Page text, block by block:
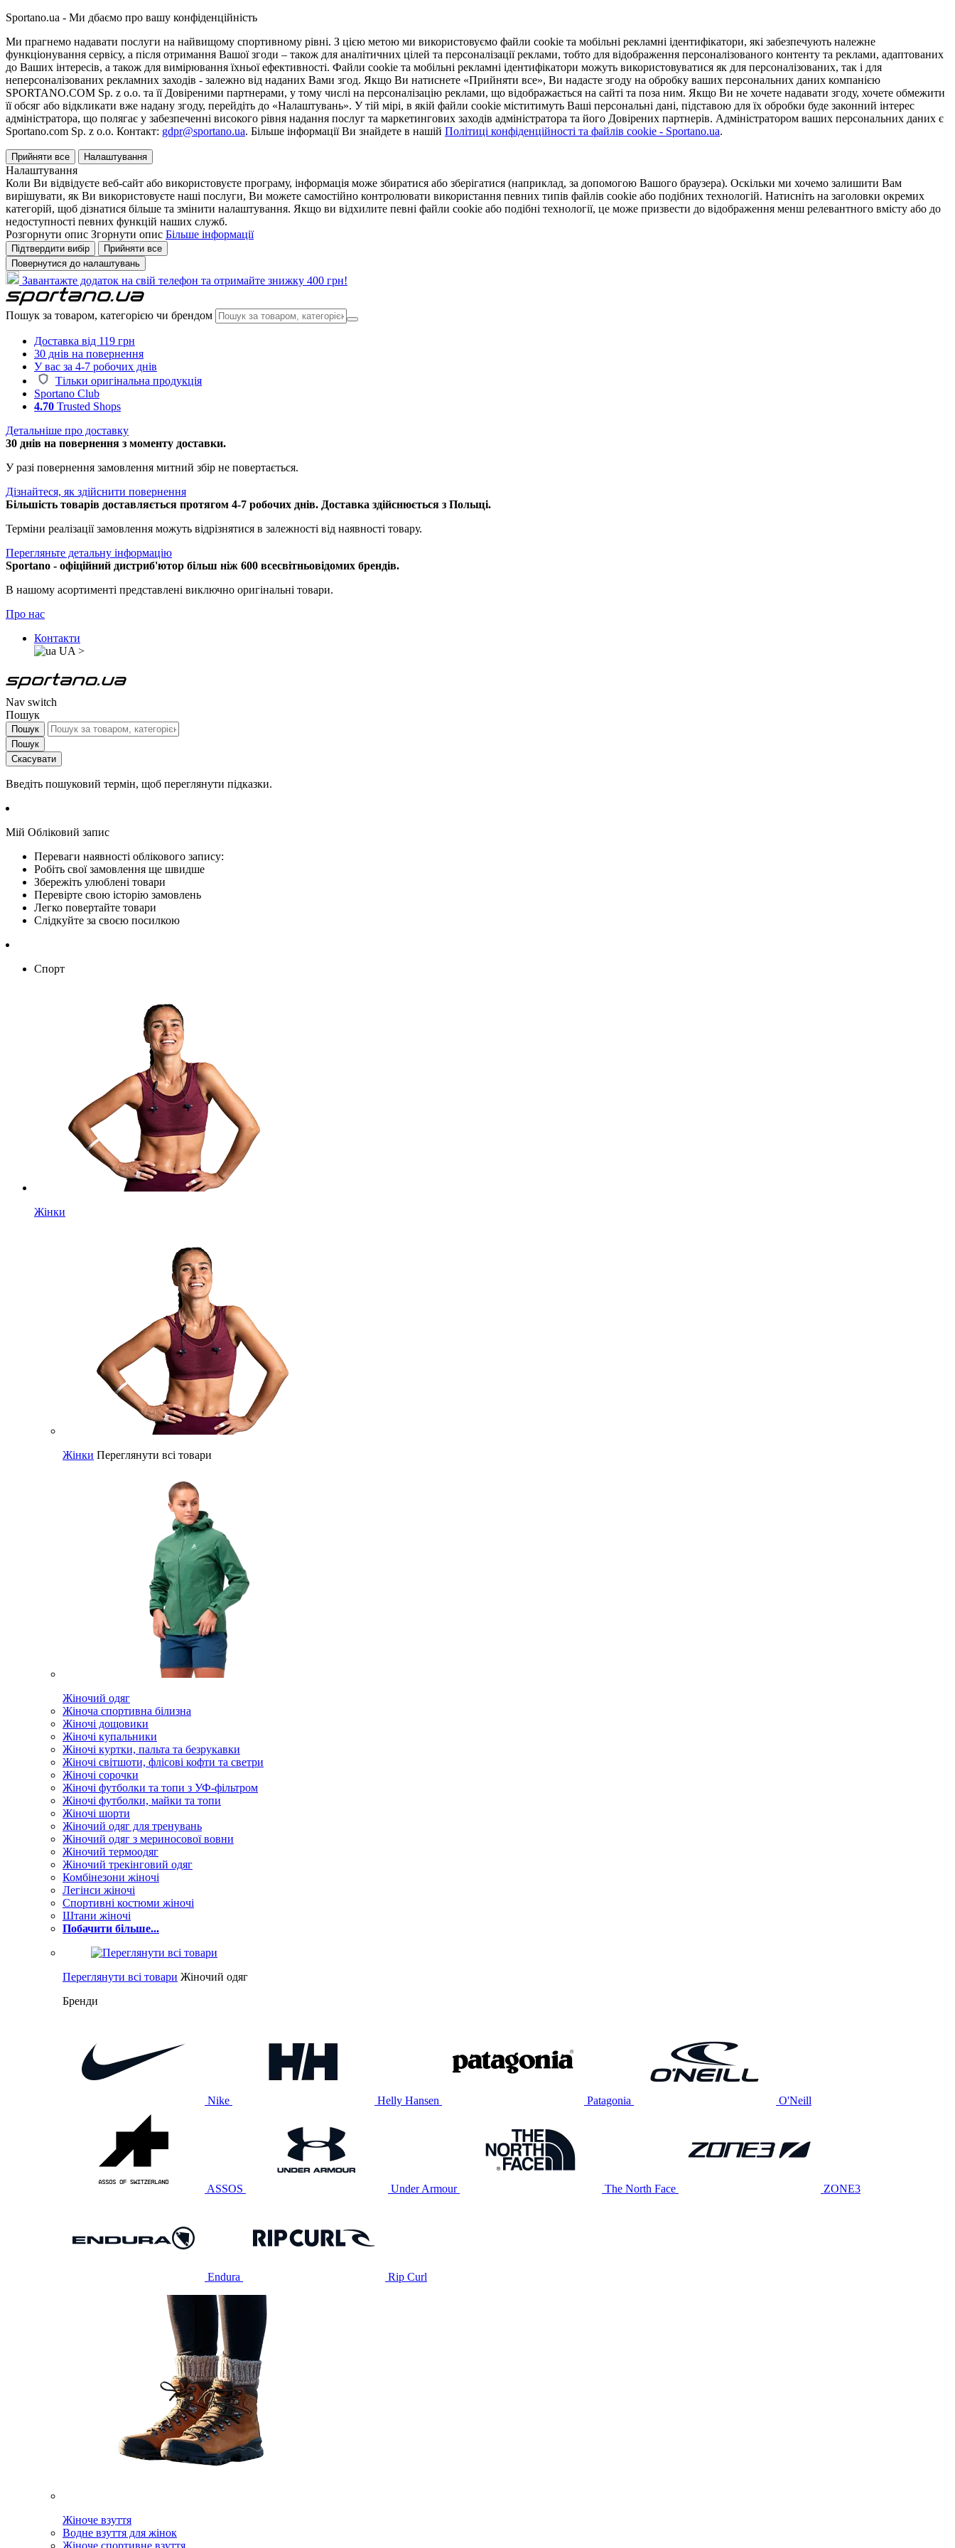
Sportano.ua - Ми дбаємо про вашу конфіденційність
Ми прагнемо надавати послуги на найвищому спортивному рівні. З цією метою ми використовуємо файли cookie та мобільні рекламні ідентифікатори, які забезпечують належне
функціонування сервісу, а після отримання Вашої згоди – також для аналітичних цілей та персоналізації реклами, тобто для відображення персоналізованого контенту та реклами, адаптованих
до Ваших інтересів, а також для вимірювання їхньої ефективності. Файли cookie та мобільні рекламні ідентифікатори можуть використовуватися як для персоналізованих, так і для
неперсоналізованих рекламних заходів - залежно від наданих Вами згод. Якщо Ви натиснете «Прийняти все», Ви надасте згоду на обробку ваших персональних даних компанією
SPORTANO.COM Sp. z o.o. та її Довіреними партнерами, у тому числі на персоналізацію реклами, що відображається на сайті та поза ним. Якщо Ви не хочете надавати згоду, хочете обмежити
її обсяг або відкликати вже надану згоду, перейдіть до «Налаштувань». У тій мірі, в якій файли cookie міститимуть Ваші персональні дані, підставою для їх обробки буде законний інтерес
адміністратора, що полягає у забезпеченні високого рівня надання послуг та маркетингових заходів адміністратора та його Довірених партнерів. Адміністратором ваших персональних даних є
Sportano.com Sp. z o.o. Контакт: gdpr@sportano.ua. Більше інформації Ви знайдете в нашій Політиці конфіденційності та файлів cookie - Sportano.ua.
Прийняти все Налаштування
Налаштування
Коли Ви відвідуєте веб-сайт або використовуєте програму, інформація може збиратися або зберігатися (наприклад, за допомогою Вашого браузера). Оскільки ми хочемо залишити Вам
вирішувати, як Ви використовуєте наші послуги, Ви можете самостійно контролювати використання певних типів файлів cookie або подібних технологій. Натисніть на заголовки окремих
категорій, щоб дізнатися більше та змінити налаштування. Якщо ви відхилите певні файли cookie або подібні технології, це може призвести до відображення менш релевантного вмісту або до
недоступності певних функцій наших служб.
Розгорнути опис Згорнути опис Більше інформації
Підтвердити вибір
Прийняти все
Повернутися до налаштувань
Завантажте додаток на свій телефон та отримайте знижку 400 грн!
Пошук за товаром, категорією чи брендом
Доставка від 119 грн
30 днів на повернення
У вас за 4-7 робочих днів
Тільки оригінальна продукція
Sportano Club
4.70 Trusted Shops
Детальніше про доставку
30 днів на повернення з моменту доставки.
У разі повернення замовлення митний збір не повертається.
Дізнайтеся, як здійснити повернення
Більшість товарів доставляється протягом 4-7 робочих днів. Доставка здійснюється з Польщі.
Терміни реалізації замовлення можуть відрізнятися в залежності від наявності товару.
Перегляньте детальну інформацію
Sportano - офіційний дистриб'ютор більш ніж 600 всесвітньовідомих брендів.
В нашому асортименті представлені виключно оригінальні товари.
Про нас
Контакти
UA >
Nav switch
Пошук
Пошук
Пошук
Скасувати
Введіть пошуковий термін, щоб переглянути підказки.
Мій Обліковий запис
Переваги наявності облікового запису:
Робіть свої замовлення ще швидше
Збережіть улюблені товари
Перевірте свою історію замовлень
Легко повертайте товари
Слідкуйте за своєю посилкою
Спорт
Жінки
Жінки Переглянути всі товари
Жіночий одяг
Жіноча спортивна білизна
Жіночі дощовики
Жіночі купальники
Жіночі куртки, пальта та безрукавки
Жіночі світшоти, флісові кофти та светри
Жіночі сорочки
Жіночі футболки та топи з УФ-фільтром
Жіночі футболки, майки та топи
Жіночі шорти
Жіночий одяг для тренувань
Жіночий одяг з мериносової вовни
Жіночий термоодяг
Жіночий трекінговий одяг
Комбінезони жіночі
Легінси жіночі
Спортивні костюми жіночі
Штани жіночі
Побачити більше...
Переглянути всі товари Жіночий одяг
Бренди
Nike Helly Hansen Patagonia O'Neill
ASSOS Under Armour The North Face ZONE3
Endura Rip Curl
Жіноче взуття
Водне взуття для жінок
Жіноче спортивне взуття